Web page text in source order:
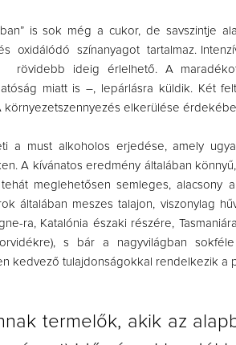
is sok még a cukor, de savszintje
oxidálódó színanyagot tartalmaz.
ideig érlelhető. A
miatt is –, lepárlásra küldik. Két
környezetszennyezés elkerülése
a must alkoholos erjedése, amely
A kívánatos eredmény általában
meglehetősen semleges, alacsony
általában meszes talajon, viszonylag
ra, Katalónia északi részére,
s bár a nagyvilágban
kedvező tulajdonságokkal rendelkezik a
termelők, akik az